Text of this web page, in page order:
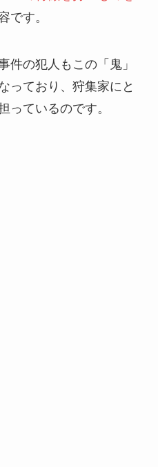
です。
件の犯人もこの「鬼」
っており、狩集家にと
っているのです。